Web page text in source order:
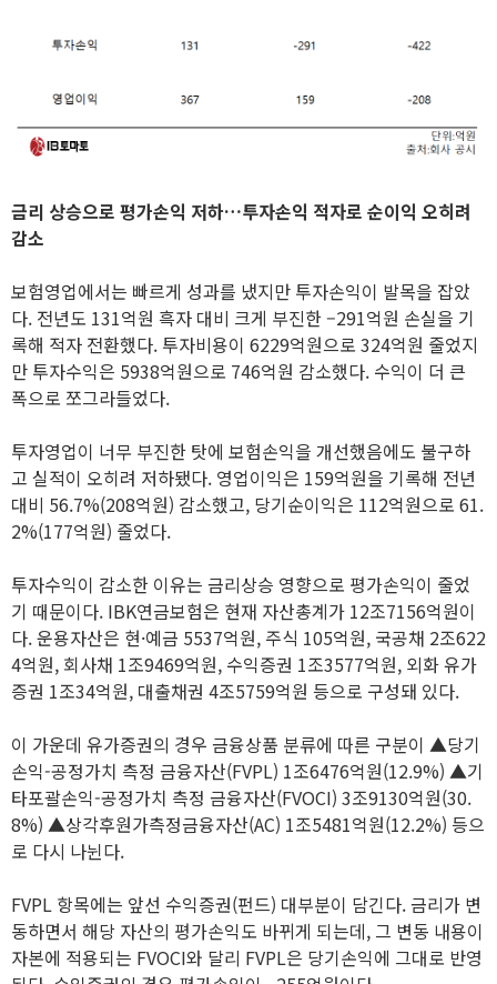
금리 상승으로 평가손익 저하…투자손익 적자로 순이익 오히려
감소
보험영업에서는 빠르게 성과를 냈지만 투자손익이 발목을 잡았
다. 전년도 131억원 흑자 대비 크게 부진한 –291억원 손실을 기
록해 적자 전환했다. 투자비용이 6229억원으로 324억원 줄었지
만 투자수익은 5938억원으로 746억원 감소했다. 수익이 더 큰
폭으로 쪼그라들었다.
투자영업이 너무 부진한 탓에 보험손익을 개선했음에도 불구하
고 실적이 오히려 저하됐다. 영업이익은 159억원을 기록해 전년
대비 56.7%(208억원) 감소했고, 당기순이익은 112억원으로 61.
2%(177억원) 줄었다.
투자수익이 감소한 이유는 금리상승 영향으로 평가손익이 줄었
기 때문이다. IBK연금보험은 현재 자산총계가 12조7156억원이
다. 운용자산은 현·예금 5537억원, 주식 105억원, 국공채 2조622
4억원, 회사채 1조9469억원, 수익증권 1조3577억원, 외화 유가
증권 1조34억원, 대출채권 4조5759억원 등으로 구성돼 있다.
이 가운데 유가증권의 경우 금융상품 분류에 따른 구분이 ▲당기
손익-공정가치 측정 금융자산(FVPL) 1조6476억원(12.9%) ▲기
타포괄손익-공정가치 측정 금융자산(FVOCI) 3조9130억원(30.
8%) ▲상각후원가측정금융자산(AC) 1조5481억원(12.2%) 등으
로 다시 나뉜다.
FVPL 항목에는 앞선 수익증권(펀드) 대부분이 담긴다. 금리가 변
동하면서 해당 자산의 평가손익도 바뀌게 되는데, 그 변동 내용이
자본에 적용되는 FVOCI와 달리 FVPL은 당기손익에 그대로 반영